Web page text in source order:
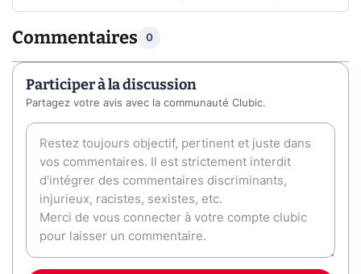
Commentaires 0
Participer à la discussion
Partagez votre avis avec la communauté Clubic.